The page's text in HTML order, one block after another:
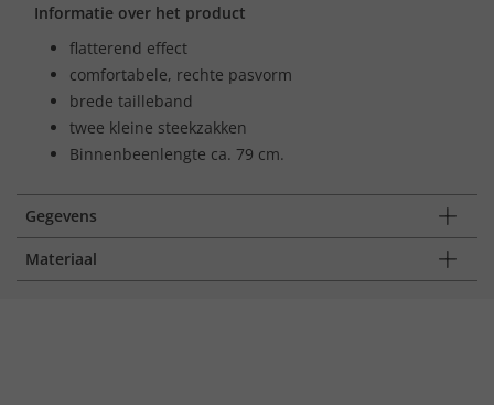
Informatie over het product
flatterend effect
comfortabele, rechte pasvorm
brede tailleband
twee kleine steekzakken
Binnenbeenlengte ca. 79 cm.
Gegevens
Materiaal